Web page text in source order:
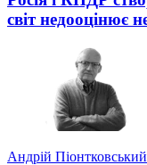
світ недооцінює
Андрій Піонтковський